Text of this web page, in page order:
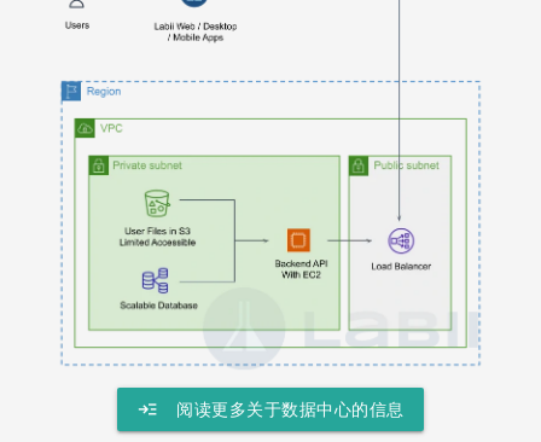
read_more 阅读更多关于数据中心的信息